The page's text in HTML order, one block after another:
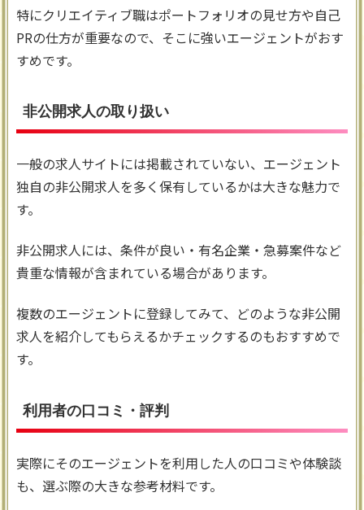
特にクリエイティブ職はポートフォリオの見せ方や自己
PRの仕方が重要なので、そこに強いエージェントがおす
すめです。
非公開求人の取り扱い
一般の求人サイトには掲載されていない、エージェント
独自の非公開求人を多く保有しているかは大きな魅力で
す。
非公開求人には、条件が良い・有名企業・急募案件など
貴重な情報が含まれている場合があります。
複数のエージェントに登録してみて、どのような非公開
求人を紹介してもらえるかチェックするのもおすすめで
す。
利用者の口コミ・評判
実際にそのエージェントを利用した人の口コミや体験談
も、選ぶ際の大きな参考材料です。